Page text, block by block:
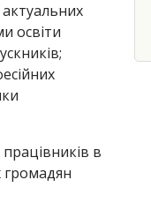
освіти
в
громадян